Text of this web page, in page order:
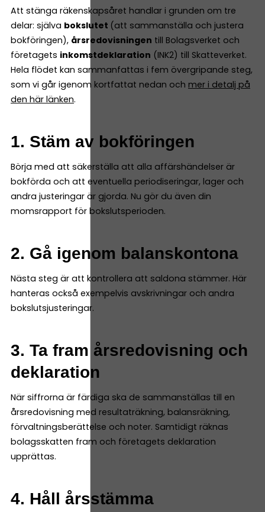
Att stänga räkenskapsåret handlar i grunden om tre
delar: själva bokslutet (att sammanställa och justera
bokföringen), årsredovisningen till Bolagsverket och
företagets inkomstdeklaration (INK2) till Skatteverket.
Hela flödet kan sammanfattas i fem övergripande steg,
som vi går igenom kortfattat nedan och mer i detalj på
den här länken.
1. Stäm av bokföringen
Börja med att säkerställa att alla affärshändelser är
bokförda och att eventuella periodiseringar, lager och
andra justeringar är gjorda. Nu gör du även din
momsrapport för bokslutsperioden.
2. Gå igenom balanskontona
Nästa steg är att kontrollera att saldona stämmer. Här
hanteras också exempelvis avskrivningar och andra
bokslutsjusteringar.
3. Ta fram årsredovisning och
deklaration
När siffrorna är färdiga ska de sammanställas till en
årsredovisning med resultaträkning, balansräkning,
förvaltningsberättelse och noter. Samtidigt räknas
bolagsskatten fram och företagets deklaration
upprättas.
4. Håll årsstämma